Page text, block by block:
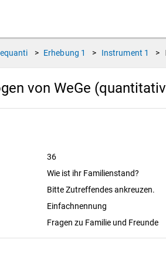
> Erhebung 1 > Instrument 1 >
von WeGe
36
Wie ist ihr Familienstand?
Bitte Zutreffendes ankreuzen.
Einfachnennung
Fragen zu Familie und Freunde